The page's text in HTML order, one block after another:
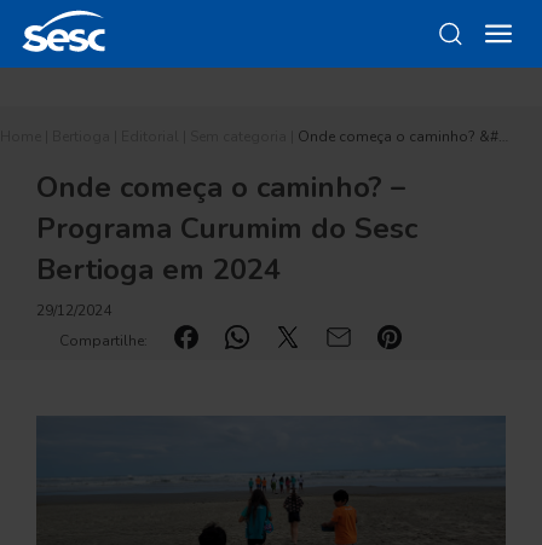
Onde começa o caminho? &#…
Onde começa o caminho? –
Programa Curumim do Sesc
Bertioga em 2024
29/12/2024
Compartilhe: